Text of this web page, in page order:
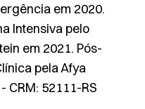
em 2020.
Intensiva pelo
em 2021. Pós-
pela Afya
CRM: 52111-RS